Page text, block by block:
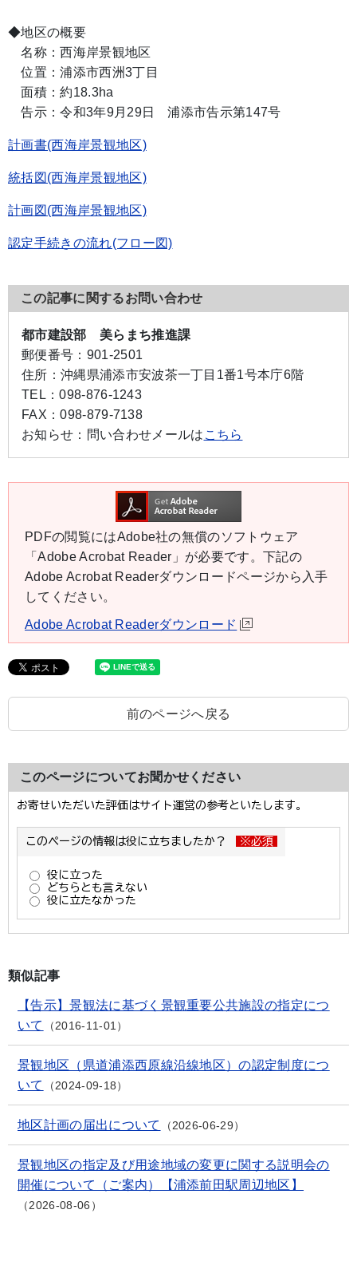
◆地区の概要
名称：西海岸景観地区
位置：浦添市西洲3丁目
面積：約18.3ha
告示：令和3年9月29日 浦添市告示第147号
計画書(西海岸景観地区)
統括図(西海岸景観地区)
計画図(西海岸景観地区)
認定手続きの流れ(フロー図)
この記事に関するお問い合わせ
都市建設部 美らまち推進課
郵便番号： 901-2501
住所： 沖縄県浦添市安波茶一丁目1番1号本庁6階
TEL：098-876-1243
FAX：098-879-7138
お知らせ： 問い合わせメールは こちら
PDFの閲覧にはAdobe社の無償のソフトウェア
「Adobe Acrobat Reader」が必要です。下記の
Adobe Acrobat Readerダウンロードページから入手
してください。
Adobe Acrobat Readerダウンロード
前のページへ戻る
このページについてお聞かせください
類似記事
【告示】景観法に基づく景観重要公共施設の指定につ
いて
2016-11-01
景観地区（県道浦添西原線沿線地区）の認定制度につ
いて
2024-09-18
地区計画の届出について 2026-06-29
景観地区の指定及び用途地域の変更に関する説明会の
開催について（ご案内）【浦添前田駅周辺地区】
2026-08-06